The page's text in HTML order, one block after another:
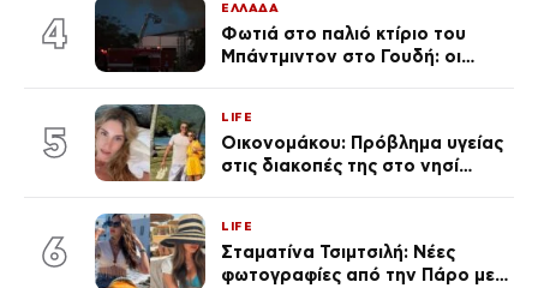
4
ΕΛΛΑΔΑ
Φωτιά στο παλιό κτίριο του
Μπάντμιντον στο Γουδή: οι
πλήθος ελλείψεων και σοβαρών
κενών»
5
LIFE
Οικονομάκου: Πρόβλημα υγείας
στις διακοπές της στο νησί
6
LIFE
Σταματίνα Τσιμτσιλή: Νέες
φωτογραφίες από την Πάρο με